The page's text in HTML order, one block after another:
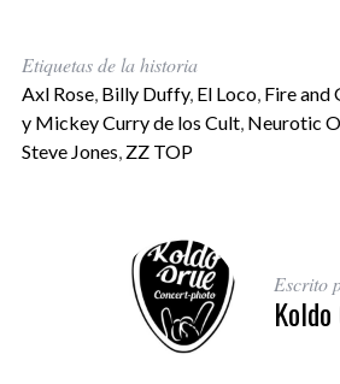
Etiquetas de la historia
Axl Rose, Billy Duffy, El Loco, Fire and
y Mickey Curry de los Cult, Neurotic
Steve Jones, ZZ TOP
Escrito